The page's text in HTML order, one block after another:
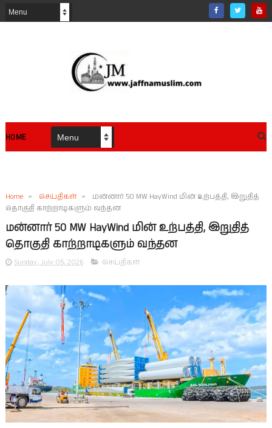
HOME
Home > செய்திகள் >
மன்னார் 50 MW HayWind மின் உற்பத்தி, இறுதித்
தொகுதி காற்றாடிகளும் வந்தன
மன்னார் 50 MW HayWind மின் உற்பத்தி, இறுதித்
தொகுதி காற்றாடிகளும் வந்தன
Sunday, July 05, 2026 செய்திகள்